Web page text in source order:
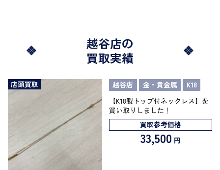
越谷店の
買取実績
店頭買取 越谷店 金・貴金属
K18
【K18製トップ付ネックレス】を
買い取りしました！
買取参考価格
33,500 円